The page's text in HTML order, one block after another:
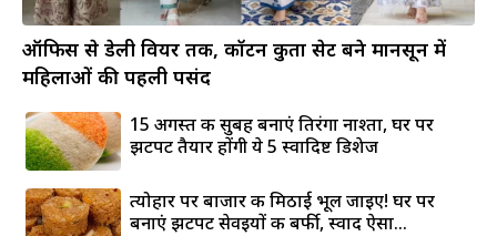
ऑफिस से डेली वियर तक, कॉटन कुर्ता सेट बने मानसून में
महिलाओं की पहली पसंद
15 अगस्त की सुबह बनाएं तिरंगा नाश्ता, घर पर
झटपट तैयार होंगी ये 5 स्वादिष्ट डिशेज
त्योहार पर बाजार की मिठाई भूल जाइए! घर पर
बनाएं झटपट सेवइयों की बर्फी, स्वाद ऐसा...